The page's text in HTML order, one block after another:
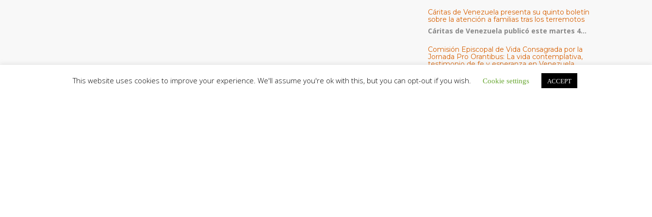
Cáritas de Venezuela presenta su quinto boletín
sobre la atención a familias tras los terremotos
Cáritas de Venezuela publicó este martes 4...
Comisión Episcopal de Vida Consagrada por la
Jornada Pro Orantibus: La vida contemplativa,
testimonio de fe y esperanza en Venezuela
La Iglesia en Venezuela celebra este jueves...
This website uses cookies to improve your experience. We'll assume you're ok with this, but you can opt-out if you wish. Cookie settings ACCEPT